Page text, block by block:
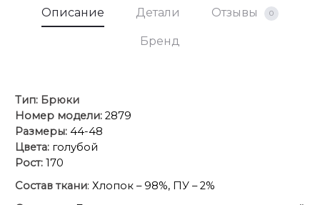
Описание Детали Отзывы 0
Бренд
Тип: Брюки
Номер модели: 2879
Размеры: 44-48
Цвета: голубой
Рост: 170
Состав ткани: Хлопок – 98%, ПУ – 2%